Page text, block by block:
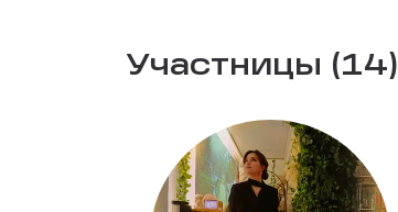
Участницы (14)